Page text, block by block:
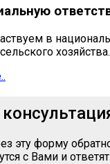
в
хозяйства.
эту форму
с Вами и